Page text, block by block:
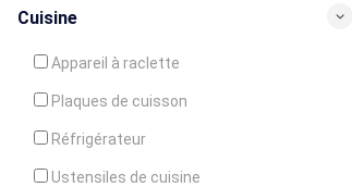
Cuisine
Appareil à raclette
Plaques de cuisson
Réfrigérateur
Ustensiles de cuisine